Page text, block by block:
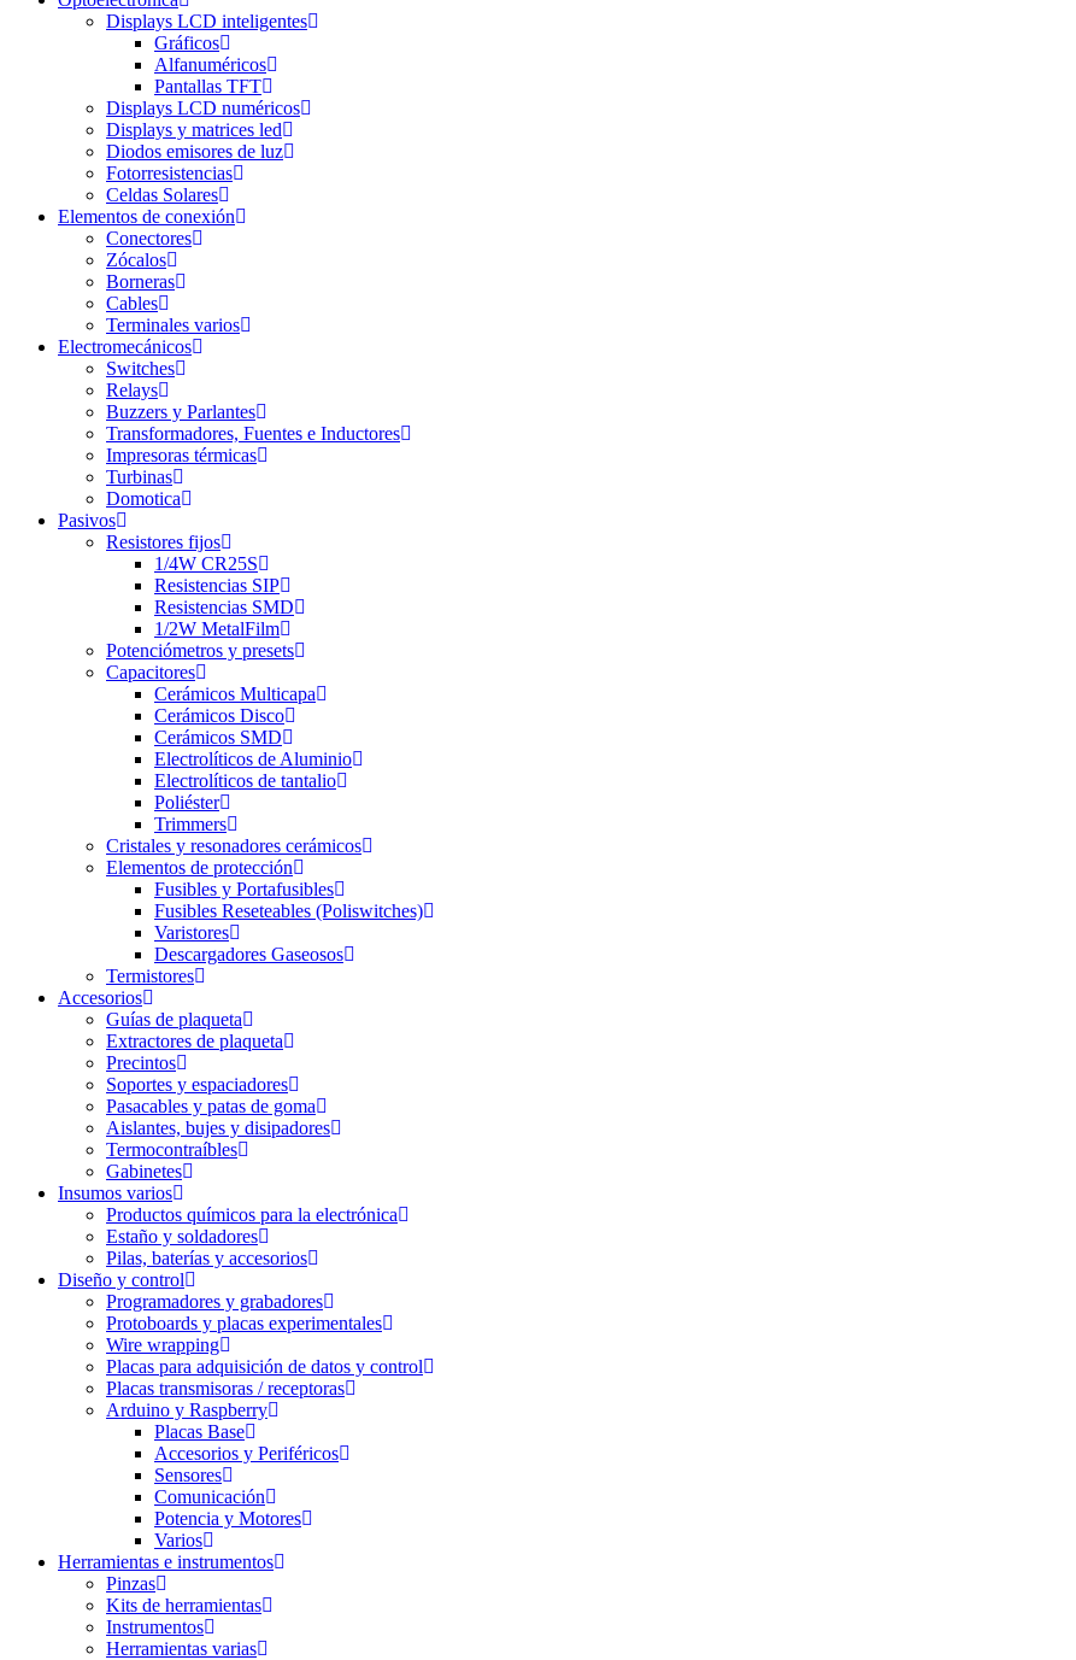
Displays LCD inteligentes
Gráficos
Alfanuméricos
Pantallas TFT
Displays LCD numéricos
Displays y matrices led
Diodos emisores de luz
Fotorresistencias
Celdas Solares
Elementos de conexión
Conectores
Zócalos
Borneras
Cables
Terminales varios
Electromecánicos
Switches
Relays
Buzzers y Parlantes
Transformadores, Fuentes e Inductores
Impresoras térmicas
Turbinas
Domotica
Pasivos
Resistores fijos
1/4W CR25S
Resistencias SIP
Resistencias SMD
1/2W MetalFilm
Potenciómetros y presets
Capacitores
Cerámicos Multicapa
Cerámicos Disco
Cerámicos SMD
Electrolíticos de Aluminio
Electrolíticos de tantalio
Poliéster
Trimmers
Cristales y resonadores cerámicos
Elementos de protección
Fusibles y Portafusibles
Fusibles Reseteables (Poliswitches)
Varistores
Descargadores Gaseosos
Termistores
Accesorios
Guías de plaqueta
Extractores de plaqueta
Precintos
Soportes y espaciadores
Pasacables y patas de goma
Aislantes, bujes y disipadores
Termocontraíbles
Gabinetes
Insumos varios
Productos químicos para la electrónica
Estaño y soldadores
Pilas, baterías y accesorios
Diseño y control
Programadores y grabadores
Protoboards y placas experimentales
Wire wrapping
Placas para adquisición de datos y control
Placas transmisoras / receptoras
Arduino y Raspberry
Placas Base
Accesorios y Periféricos
Sensores
Comunicación
Potencia y Motores
Varios
Herramientas e instrumentos
Pinzas
Kits de herramientas
Instrumentos
Herramientas varias